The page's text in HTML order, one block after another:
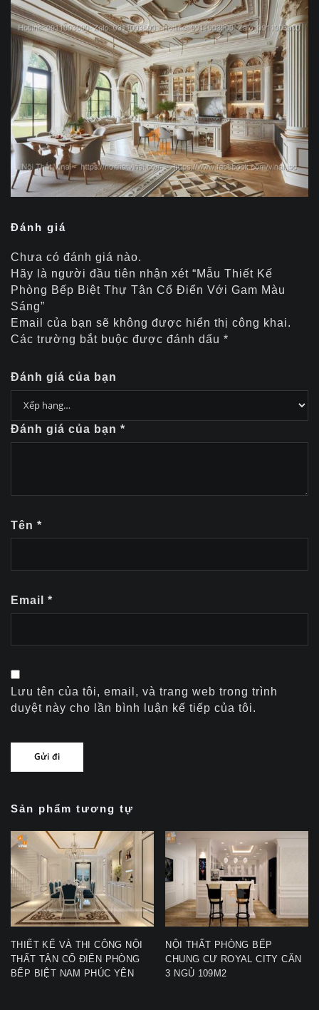
Đánh giá
Chưa có đánh giá nào.
Hãy là người đầu tiên nhận xét “Mẫu Thiết Kế
Phòng Bếp Biệt Thự Tân Cổ Điển Với Gam Màu
Sáng”
Email của bạn sẽ không được hiển thị công khai.
Các trường bắt buộc được đánh dấu *
Đánh giá của bạn
Đánh giá của bạn *
Tên *
Email *
Lưu tên của tôi, email, và trang web trong trình
duyệt này cho lần bình luận kế tiếp của tôi.
Sản phẩm tương tự
THIẾT KẾ VÀ THI CÔNG NỘI
THẤT TÂN CỔ ĐIỂN PHÒNG
BẾP BIỆT NAM PHÚC YÊN
NỘI THẤT PHÒNG BẾP
CHUNG CƯ ROYAL CITY CĂN
3 NGỦ 109M2